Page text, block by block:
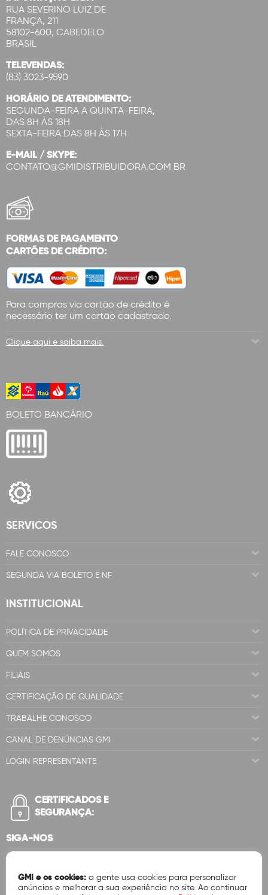
RUA SEVERINO LUIZ DE
FRANÇA, 211
58102-600, CABEDELO
BRASIL
TELEVENDAS:
(83) 3023-9590
HORÁRIO DE ATENDIMENTO:
SEGUNDA-FEIRA A QUINTA-FEIRA,
DAS 8H ÀS 18H
SEXTA-FEIRA DAS 8H ÀS 17H
E-MAIL / SKYPE:
CONTATO@GMIDISTRIBUIDORA.COM.BR
FORMAS DE PAGAMENTO
CARTÕES DE CRÉDITO:
Para compras via cartão de crédito é
necessário ter um cartão cadastrado.
Clique aqui e saiba mais.
BOLETO BANCÁRIO
SERVICOS
FALE CONOSCO
SEGUNDA VIA BOLETO E NF
INSTITUCIONAL
POLÍTICA DE PRIVACIDADE
QUEM SOMOS
FILIAIS
CERTIFICAÇÃO DE QUALIDADE
TRABALHE CONOSCO
CANAL DE DENÚNCIAS GMI
LOGIN REPRESENTANTE
CERTIFICADOS E
SEGURANÇA:
SIGA-NOS
GMI e os cookies: a gente usa cookies para personalizar
anúncios e melhorar a sua experiência no site. Ao continuar